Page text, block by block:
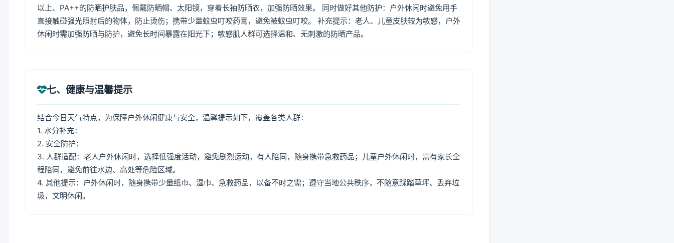
以上、PA++的防晒护肤品，佩戴防晒帽、太阳镜，穿着长袖防晒衣，加强防晒效果。 同时做好其他防护：户外休闲时避免用手
直接触碰强光照射后的物体，防止烫伤；携带少量蚊虫叮咬药膏，避免被蚊虫叮咬。 补充提示：老人、儿童皮肤较为敏感，户外
休闲时需加强防晒与防护，避免长时间暴露在阳光下；敏感肌人群可选择温和、无刺激的防晒产品。
七、健康与温馨提示
结合今日天气特点，为保障户外休闲健康与安全，温馨提示如下，覆盖各类人群：
1. 水分补充：
2. 安全防护：
3. 人群适配：老人户外休闲时，选择低强度活动，避免剧烈运动，有人陪同，随身携带急救药品；儿童户外休闲时，需有家长全
程陪同，避免前往水边、高处等危险区域。
4. 其他提示：户外休闲时，随身携带少量纸巾、湿巾、急救药品，以备不时之需；遵守当地公共秩序，不随意踩踏草坪、丢弃垃
圾，文明休闲。